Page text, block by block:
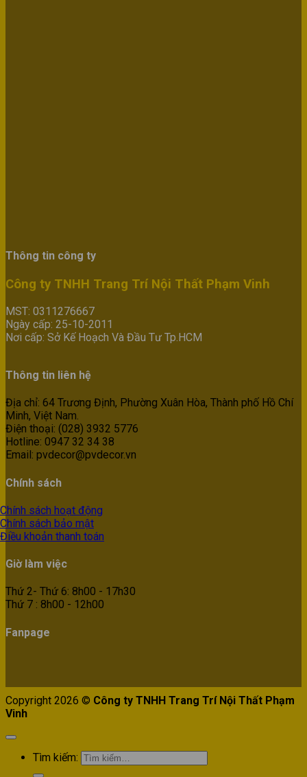
Thông tin công ty
Công ty TNHH Trang Trí Nội Thất Phạm Vinh
MST: 0311276667
Ngày cấp: 25-10-2011
Nơi cấp: Sở Kế Hoạch Và Đầu Tư Tp.HCM
Thông tin liên hệ
Địa chỉ: 64 Trương Định, Phường Xuân Hòa, Thành phố Hồ Chí
Minh, Việt Nam.
Điện thoại: (028) 3932 5776
Hotline: 0947 32 34 38
Email: pvdecor@pvdecor.vn
Chính sách
Chính sách hoạt động
Chính sách bảo mật
Điều khoản thanh toán
Giờ làm việc
Thứ 2- Thứ 6: 8h00 - 17h30
Thứ 7 : 8h00 - 12h00
Fanpage
Copyright 2026 © Công ty TNHH Trang Trí Nội Thất Phạm
Vinh
Tìm kiếm: